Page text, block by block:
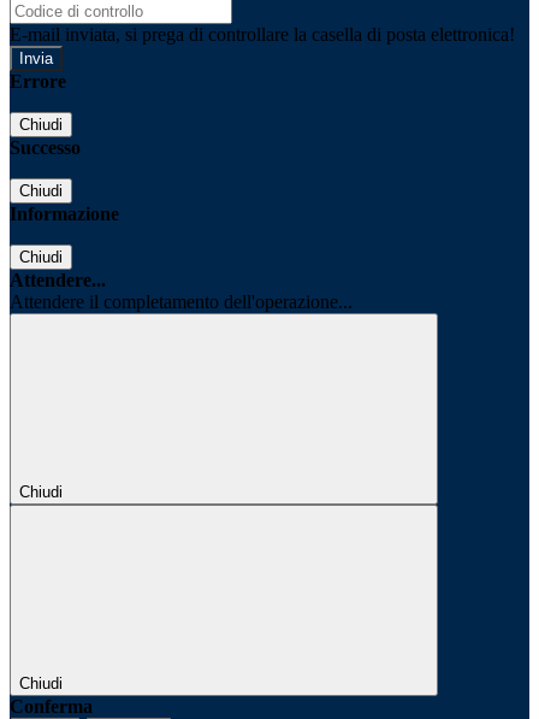
E-mail inviata, si prega di controllare la casella di posta elettronica!
Errore
Chiudi
Successo
Chiudi
Informazione
Chiudi
Attendere...
Attendere il completamento dell'operazione...
Chiudi
Chiudi
Conferma